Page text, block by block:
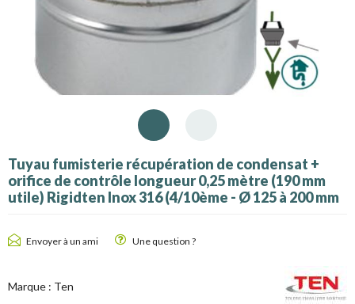
Tuyau fumisterie récupération de condensat +
orifice de contrôle longueur 0,25 mètre (190 mm
utile) Rigidten Inox 316 (4/10ème - Ø 125 à 200 mm
Envoyer à un ami Une question ?
Marque : Ten